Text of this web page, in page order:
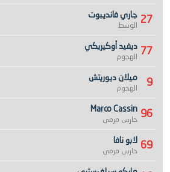
27 جاري فانديبوت
الوسط
77 ديفيد أوكيريكي
الهجوم
9 ميلان ديوريتش
الهجوم
96
Marco Cassin
حارس مرمى
69 لابو نافا
حارس مرمى